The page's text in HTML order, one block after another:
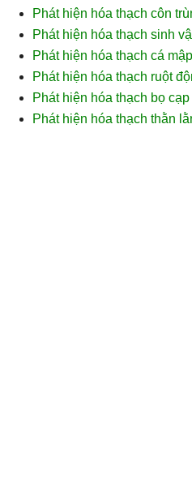
Phát hiện hóa thạch côn
Phát hiện hóa thạch sinh
Phát hiện hóa thạch cá
Phát hiện hóa thạch ruột
Phát hiện hóa thạch bọ
Phát hiện hóa thạch thằn